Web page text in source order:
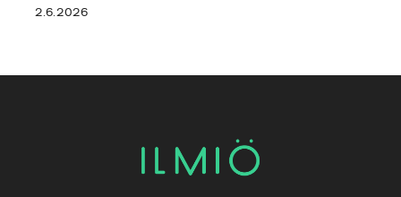
2.6.2026